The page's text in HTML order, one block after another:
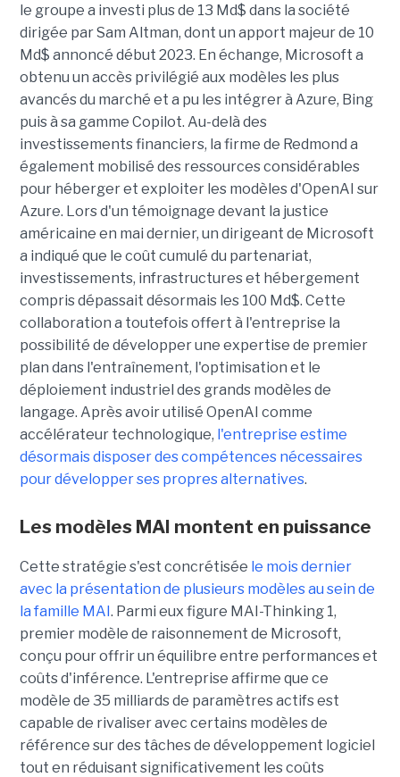
le groupe a investi plus de 13 Md$ dans la société
dirigée par Sam Altman, dont un apport majeur de 10
Md$ annoncé début 2023. En échange, Microsoft a
obtenu un accès privilégié aux modèles les plus
avancés du marché et a pu les intégrer à Azure, Bing
puis à sa gamme Copilot. Au-delà des
investissements financiers, la firme de Redmond a
également mobilisé des ressources considérables
pour héberger et exploiter les modèles d'OpenAI sur
Azure. Lors d'un témoignage devant la justice
américaine en mai dernier, un dirigeant de Microsoft
a indiqué que le coût cumulé du partenariat,
investissements, infrastructures et hébergement
compris dépassait désormais les 100 Md$. Cette
collaboration a toutefois offert à l'entreprise la
possibilité de développer une expertise de premier
plan dans l'entraînement, l'optimisation et le
déploiement industriel des grands modèles de
langage. Après avoir utilisé OpenAI comme
accélérateur technologique, l'entreprise estime
désormais disposer des compétences nécessaires
pour développer ses propres alternatives.
Les modèles MAI montent en puissance
Cette stratégie s'est concrétisée le mois dernier
avec la présentation de plusieurs modèles au sein de
la famille MAI. Parmi eux figure MAI-Thinking 1,
premier modèle de raisonnement de Microsoft,
conçu pour offrir un équilibre entre performances et
coûts d'inférence. L'entreprise affirme que ce
modèle de 35 milliards de paramètres actifs est
capable de rivaliser avec certains modèles de
référence sur des tâches de développement logiciel
tout en réduisant significativement les coûts